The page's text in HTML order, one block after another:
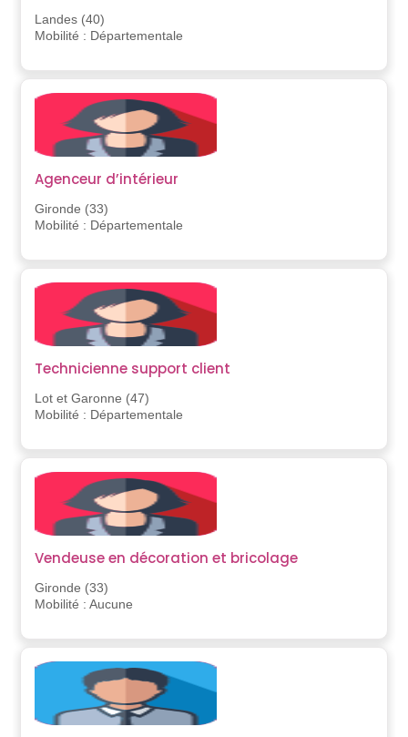
Landes (40)
Mobilité : Départementale
Agenceur d’intérieur
Gironde (33)
Mobilité : Départementale
Technicienne support client
Lot et Garonne (47)
Mobilité : Départementale
Vendeuse en décoration et bricolage
Gironde (33)
Mobilité : Aucune